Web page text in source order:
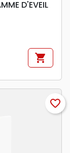
D'EVEIL
shopping_cart
favorite_border